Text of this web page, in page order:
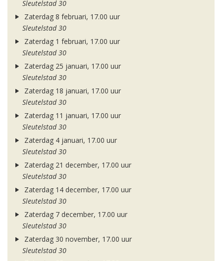
Sleutelstad 30
Zaterdag 8 februari, 17.00 uur
Sleutelstad 30
Zaterdag 1 februari, 17.00 uur
Sleutelstad 30
Zaterdag 25 januari, 17.00 uur
Sleutelstad 30
Zaterdag 18 januari, 17.00 uur
Sleutelstad 30
Zaterdag 11 januari, 17.00 uur
Sleutelstad 30
Zaterdag 4 januari, 17.00 uur
Sleutelstad 30
Zaterdag 21 december, 17.00 uur
Sleutelstad 30
Zaterdag 14 december, 17.00 uur
Sleutelstad 30
Zaterdag 7 december, 17.00 uur
Sleutelstad 30
Zaterdag 30 november, 17.00 uur
Sleutelstad 30